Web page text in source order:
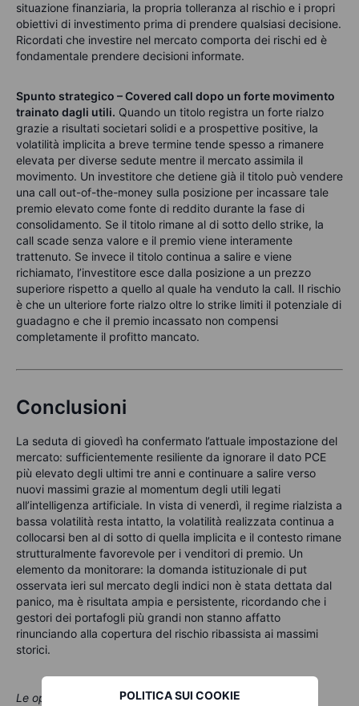
POLITICA SUI COOKIE
situazione finanziaria, la propria tolleranza al rischio e i propri
obiettivi di investimento prima di prendere qualsiasi decisione.
Ricordati che investire nel mercato comporta dei rischi ed è
fondamentale prendere decisioni informate.
Spunto strategico – Covered call dopo un forte movimento
trainato dagli utili. Quando un titolo registra un forte rialzo
grazie a risultati societari solidi e a prospettive positive, la
volatilità implicita a breve termine tende spesso a rimanere
elevata per diverse sedute mentre il mercato assimila il
movimento. Un investitore che detiene già il titolo può vendere
una call out-of-the-money sulla posizione per incassare tale
premio elevato come fonte di reddito durante la fase di
consolidamento. Se il titolo rimane al di sotto dello strike, la
call scade senza valore e il premio viene interamente
trattenuto. Se invece il titolo continua a salire e viene
richiamato, l’investitore esce dalla posizione a un prezzo
superiore rispetto a quello al quale ha venduto la call. Il rischio
è che un ulteriore forte rialzo oltre lo strike limiti il potenziale di
guadagno e che il premio incassato non compensi
completamente il profitto mancato.
Conclusioni
La seduta di giovedì ha confermato l’attuale impostazione del
mercato: sufficientemente resiliente da ignorare il dato PCE
più elevato degli ultimi tre anni e continuare a salire verso
nuovi massimi grazie al momentum degli utili legati
all’intelligenza artificiale. In vista di venerdì, il regime rialzista a
bassa volatilità resta intatto, la volatilità realizzata continua a
collocarsi ben al di sotto di quella implicita e il contesto rimane
strutturalmente favorevole per i venditori di premio. Un
elemento da monitorare: la domanda istituzionale di put
osservata ieri sul mercato degli indici non è stata dettata dal
panico, ma è risultata ampia e persistente, ricordando che i
gestori dei portafogli più grandi non stanno affatto
rinunciando alla copertura del rischio ribassista ai massimi
storici.
Le opzioni sono prodotti complessi e ad alto rischio e